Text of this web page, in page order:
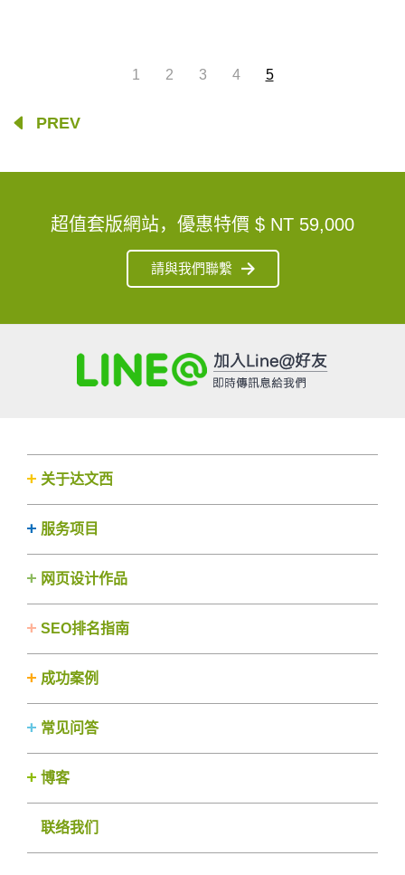
1 2 3 4 5
PREV
超值套版網站，優惠特價 $ NT 59,000
請與我們聯繫
关于达文西
服务项目
网页设计作品
SEO排名指南
成功案例
常见问答
博客
联络我们